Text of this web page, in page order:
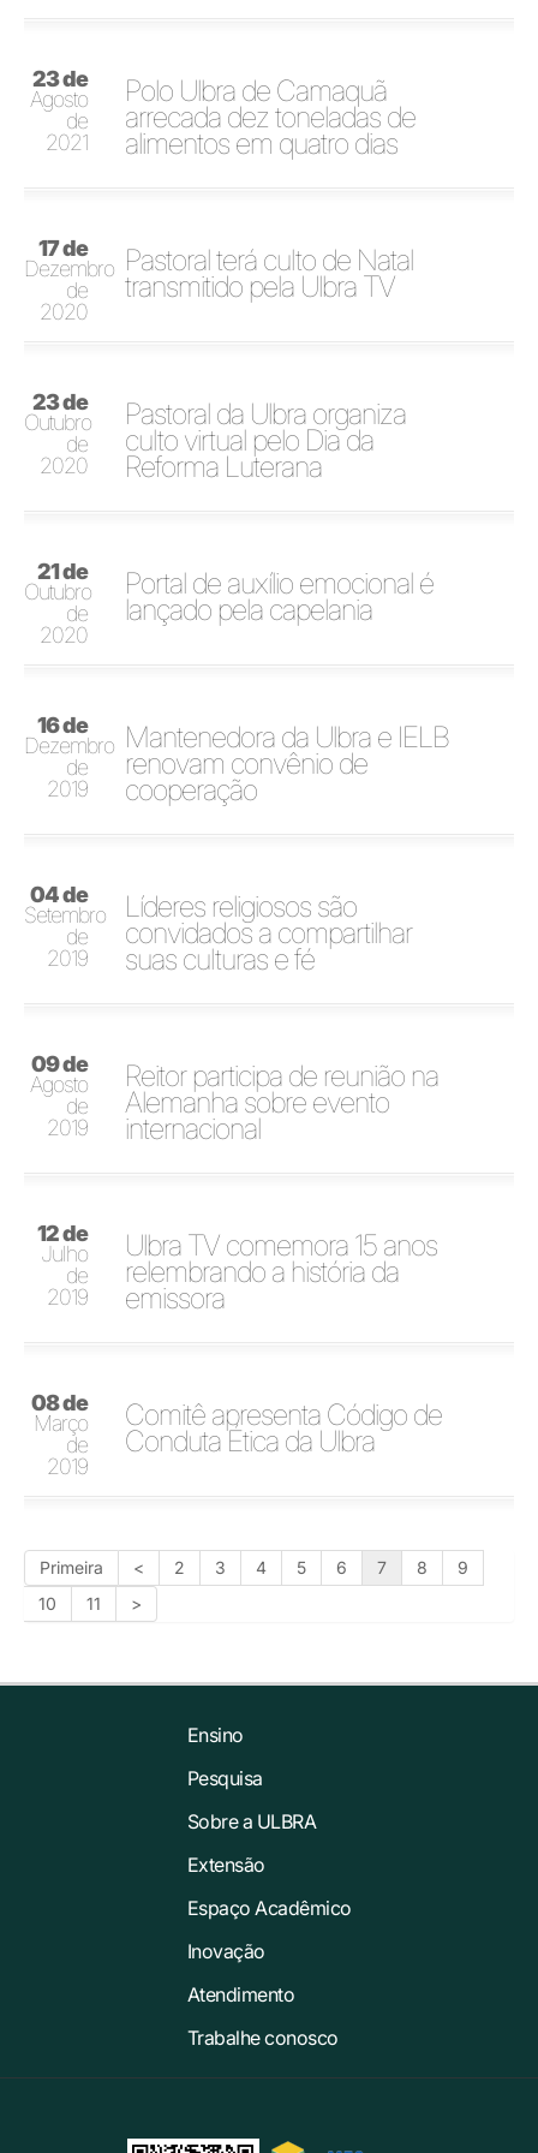
23 de
Agosto
de
2021
Polo Ulbra de Camaquã
arrecada dez toneladas de
alimentos em quatro dias
17 de
Dezembro
de
2020
Pastoral terá culto de Natal
transmitido pela Ulbra TV
23 de
Outubro
de
2020
Pastoral da Ulbra organiza
culto virtual pelo Dia da
Reforma Luterana
21 de
Outubro
de
2020
Portal de auxílio emocional é
lançado pela capelania
16 de
Dezembro
de
2019
Mantenedora da Ulbra e IELB
renovam convênio de
cooperação
04 de
Setembro
de
2019
Líderes religiosos são
convidados a compartilhar
suas culturas e fé
09 de
Agosto
de
2019
Reitor participa de reunião na
Alemanha sobre evento
internacional
12 de
Julho
de
2019
Ulbra TV comemora 15 anos
relembrando a história da
emissora
08 de
Março
de
2019
Comitê apresenta Código de
Conduta Ética da Ulbra
Primeira < 2 3 4 5 6 7 8
9
10
11 >
Ensino
Pesquisa
Sobre a ULBRA
Extensão
Espaço Acadêmico
Inovação
Atendimento
Trabalhe conosco